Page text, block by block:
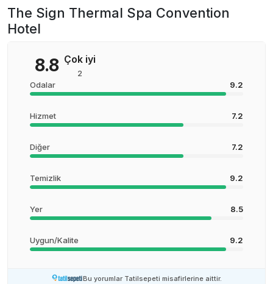
The Sign Thermal Spa Convention
Hotel
8.8 Çok iyi
2
Odalar
9.2
Hizmet 7.2
Diğer 7.2
Temizlik 9.2
Yer 8.5
Uygun/Kalite 9.2
Bu yorumlar Tatilsepeti misafirlerine aittir.